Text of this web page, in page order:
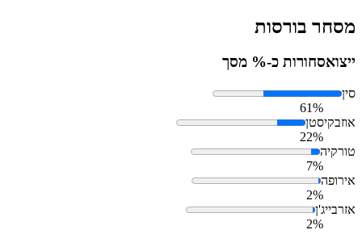
מסחר בורסות
ייצואסחורות כ-% מסך
סין
61%
אוזבקיסטן
22%
טורקיה
7%
אירופה
2%
אזרבייג'ן
2%